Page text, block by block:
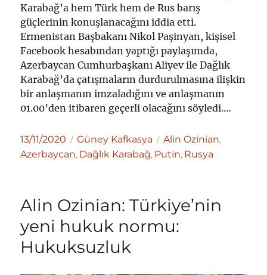
Karabağ’a hem Türk hem de Rus barış
güçlerinin konuşlanacağını iddia etti.
Ermenistan Başbakanı Nikol Paşinyan, kişisel
Facebook hesabından yaptığı paylaşımda,
Azerbaycan Cumhurbaşkanı Aliyev ile Dağlık
Karabağ’da çatışmaların durdurulmasına ilişkin
bir anlaşmanın imzaladığını ve anlaşmanın
01.00’den itibaren geçerli olacağını söyledi.…
Yayın
tarihi
13/11/2020 Kategoriler
Güney Kafkasya Etiketler
Alin Ozinian,
Azerbaycan, Dağlık Karabağ, Putin, Rusya
Alin Ozinian: Türkiye’nin
yeni hukuk normu:
Hukuksuzluk